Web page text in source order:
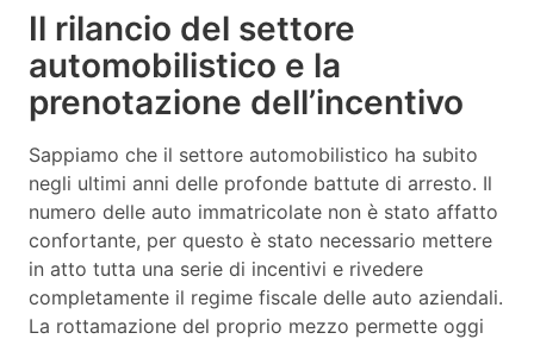
Il rilancio del settore
automobilistico e la
prenotazione dell’incentivo
Sappiamo che il settore automobilistico ha subito
negli ultimi anni delle profonde battute di arresto. Il
numero delle auto immatricolate non è stato affatto
confortante, per questo è stato necessario mettere
in atto tutta una serie di incentivi e rivedere
completamente il regime fiscale delle auto aziendali.
La rottamazione del proprio mezzo permette oggi